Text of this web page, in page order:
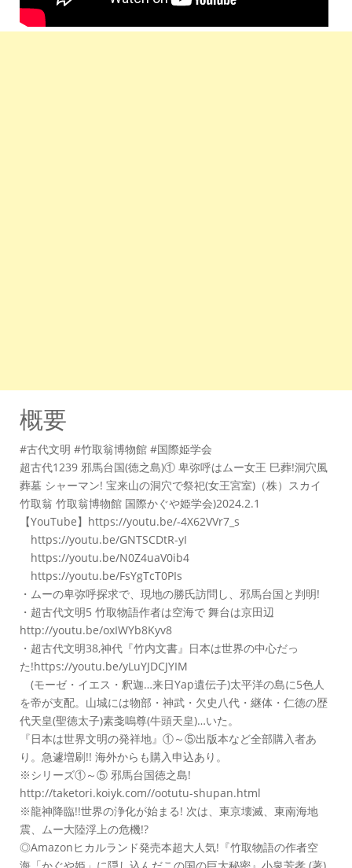
概要
#古代文明 #竹取翁博物館 #国際姫学会
超古代1239 邪馬台国(徳之島)① 卑弥呼はムー女王 巳葬!洞穴風
葬墓 シャーマン! 宝来山の洞穴で祭祀(女王宮室)（株）スカイ
竹取翁 竹取翁博物館 国際かぐや姫学会)2024.2.1
【YouTube】https://youtu.be/-4X62VVr7_s
https://youtu.be/GNTSCDtR-yI
https://youtu.be/N0Z4uaV0ib4
https://youtu.be/FsYgTcT0PIs
・ムーの卑弥呼探求で、現地の勝氏訪問し、邪馬台国と判明!
・超古代文明5 竹取物語作者は空海で 舞台は京田辺
http://youtu.be/oxIWYb8Kyv8
・超古代文明38,神代『竹内文書』日本は世界の中心だっ
た!https://youtu.be/yLuYJDCJYIM
(モーゼ・イエス・釈迦…来日Yap遺伝子)太平洋の島に5色人
を帝が支配。山城には物部・神武・欠史八代・継体・仁徳の歴
代天皇(聖徳太子)素戔嗚尊(牛頭天皇)…いた。
『日本は世界文明の発祥地』①～⑤出版本など全部購入者あ
り。急遽増刷!! 海外からも購入申込あり。
※シリーズ①～⑤ 邪馬台国徳之島!
http://taketori.koiyk.com//ootutu-shupan.html
※龍神降臨!!世界の浄化が始まる! 次は、東京壊滅、東南海地
震、ムー大陸浮上の危機!?
◎Amazonヒカルランド発売本超大人気!『竹取物語の作者空